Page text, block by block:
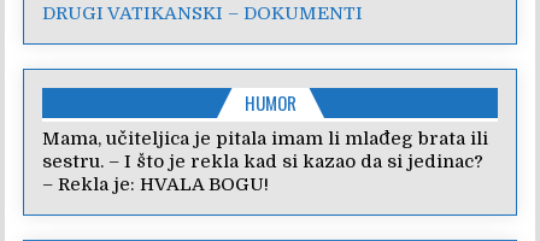
DRUGI VATIKANSKI – DOKUMENTI
HUMOR
Mama, učiteljica je pitala imam li mlađeg brata ili
sestru. – I što je rekla kad si kazao da si jedinac?
– Rekla je: HVALA BOGU!